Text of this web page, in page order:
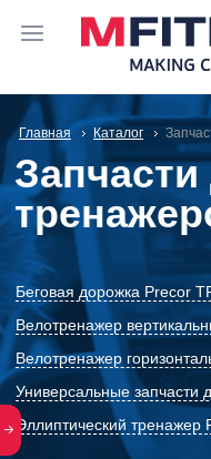
Главная Каталог
Беговая дорожка Precor
Велотренажер
Велотренажер
Универсальные запчасти
Эллиптический тренажер